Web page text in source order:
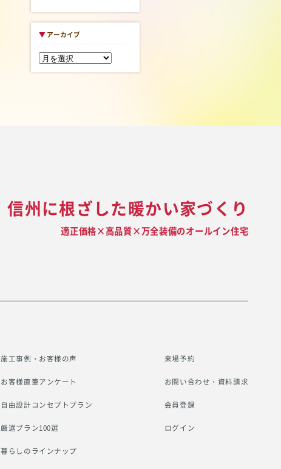
▼ アーカイブ
信州に根ざした暖かい家づくり
適正価格×高品質×万全装備のオールイン住宅
施工事例・お客様の声
お客様直筆アンケート
自由設計コンセプトプラン
厳選プラン100選
暮らしのラインナップ
来場予約
お問い合わせ・資料請求
会員登録
ログイン